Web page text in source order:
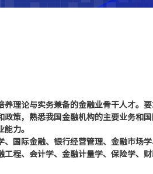
理论与实务兼备的金融业骨干人才。
策，熟悉我国金融机构的主要业务和
力。
国际金融、银行经营管理、金融市场
程、会计学、金融计量学、保险学、